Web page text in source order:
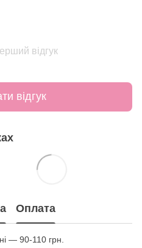
відгук
відгук
Оплата
— 90-110 грн.